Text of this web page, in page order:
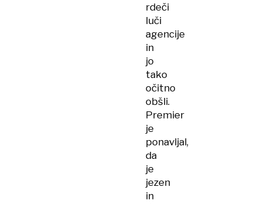
rdeči
luči
agencije
in
jo
tako
očitno
obšli.
Premier
je
ponavljal,
da
je
jezen
in